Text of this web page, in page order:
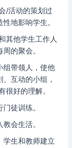
/活动的策划过
地影响学生。
其他学生工作人
的聚会。
组带领人，使他
互动的小组，
很好的理解。
徒训练。
会生活。
学生和教师建立